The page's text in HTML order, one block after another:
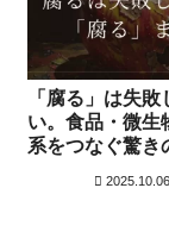
「腐る」は失敗
い。食品・微生
系をつなぐ驚き
2025.10.06